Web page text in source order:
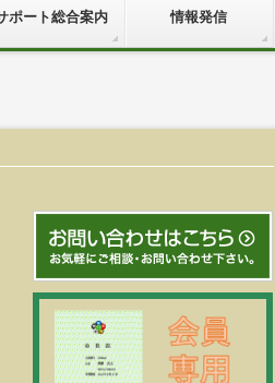
ポート総合案内 情報発信